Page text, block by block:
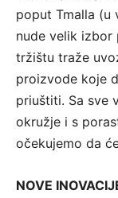
poput Tmalla (u
nude velik izbor
tržištu traže
proizvode koje
priuštiti. Sa sve
okružje i s
očekujemo da
NOVE